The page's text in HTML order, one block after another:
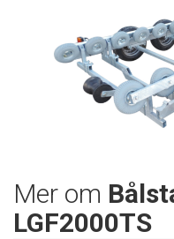
Mer om
LGF2000TS